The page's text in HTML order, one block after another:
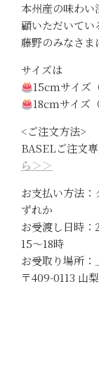
本州産の味わ
顧いただいてい
藤野のみなさま
サイズは
15cmサイズ
18cmサイズ
<ご注文方法>
BASELご注文
ら＞＞
お支払い方法
ずれか
お受渡し日時
15〜18時
お受取り場所：
〒409-0113 山